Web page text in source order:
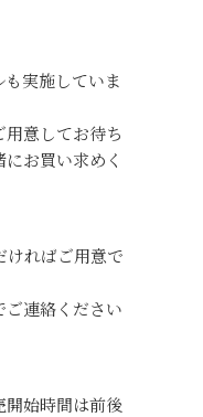
実施していま
意してお待ち
お買い求めく
ければご用意で
連絡ください
開始時間は前後